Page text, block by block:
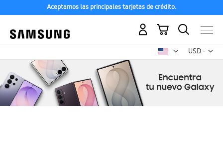
Aceptamos las principales tarjetas de crédito.
USD -
dólar
Mi carrito